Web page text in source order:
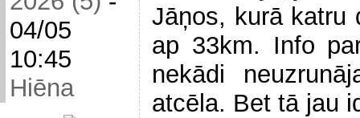
04/05
10:45
Hiēna
Jāņos, kurā katru
ap 33km. Info
nekādi
atcēla. Bet tā jau